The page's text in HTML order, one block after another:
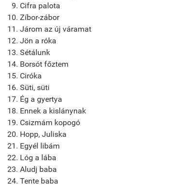
Cifra palota
Zíbor-zábor
Járom az új váramat
Jön a róka
Sétálunk
Borsót főztem
Ciróka
Süti, süti
Ég a gyertya
Ennek a kislánynak
Csizmám kopogó
Hopp, Juliska
Egyél libám
Lóg a lába
Aludj baba
Tente baba